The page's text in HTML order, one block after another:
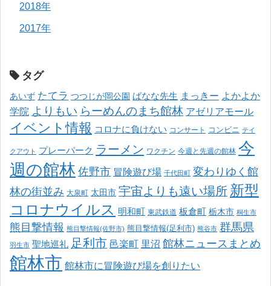
2018年
2017年
タグ
あいず たてラ つつじが岡公園 ばなな先生 まっきー よかよか
学院 よりもい らーめんのまち館林 アゼリアモール
イベント情報 コロナに負けない コンサート コンビニ テイ
クアウト プレーパーク ラーメン ワクチン 今週と先週の館林 今
週の館林 佐野市 冒険遊び場 千代田町 変わりゆく館
林の街並み 大泉町 太田市 宇宙よりも遠い場所 新型
コロナウイルス 明和町 東武鉄道 板倉町 栃木市 桐生市
熊目撃情報 熊目撃情報(佐野市) 熊目撃情報(足利市) 熊谷市 群馬県
羽生市 聖地巡礼 足利市 邑楽町 里沼 館林ニュースまとめ
館林市 館林市に冒険遊び場を創りたい